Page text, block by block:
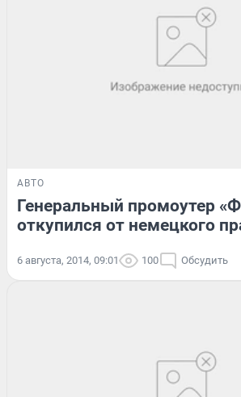
АВТО
Генеральный промоутер
откупился от немецкого
6 августа, 2014, 09:01 100 Обсудить